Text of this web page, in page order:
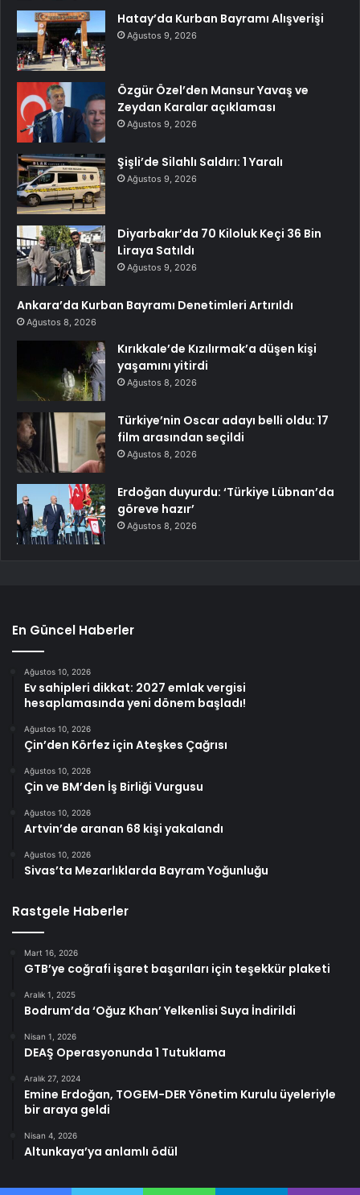
Hatay’da Kurban Bayramı Alışverişi
Ağustos 9, 2026
Özgür Özel’den Mansur Yavaş ve
Zeydan Karalar açıklaması
Ağustos 9, 2026
Şişli’de Silahlı Saldırı: 1 Yaralı
Ağustos 9, 2026
Diyarbakır’da 70 Kiloluk Keçi 36 Bin
Liraya Satıldı
Ağustos 9, 2026
Ankara’da Kurban Bayramı Denetimleri Artırıldı
Ağustos 8, 2026
Kırıkkale’de Kızılırmak’a düşen kişi
yaşamını yitirdi
Ağustos 8, 2026
Türkiye’nin Oscar adayı belli oldu: 17
film arasından seçildi
Ağustos 8, 2026
Erdoğan duyurdu: ‘Türkiye Lübnan’da
göreve hazır’
Ağustos 8, 2026
En Güncel Haberler
Ağustos 10, 2026
Ev sahipleri dikkat: 2027 emlak vergisi
hesaplamasında yeni dönem başladı!
Ağustos 10, 2026
Çin’den Körfez için Ateşkes Çağrısı
Ağustos 10, 2026
Çin ve BM’den İş Birliği Vurgusu
Ağustos 10, 2026
Artvin’de aranan 68 kişi yakalandı
Ağustos 10, 2026
Sivas’ta Mezarlıklarda Bayram Yoğunluğu
Rastgele Haberler
Mart 16, 2026
GTB’ye coğrafi işaret başarıları için teşekkür plaketi
Aralık 1, 2025
Bodrum’da ‘Oğuz Khan’ Yelkenlisi Suya İndirildi
Nisan 1, 2026
DEAŞ Operasyonunda 1 Tutuklama
Aralık 27, 2024
Emine Erdoğan, TOGEM-DER Yönetim Kurulu üyeleriyle
bir araya geldi
Nisan 4, 2026
Altunkaya’ya anlamlı ödül